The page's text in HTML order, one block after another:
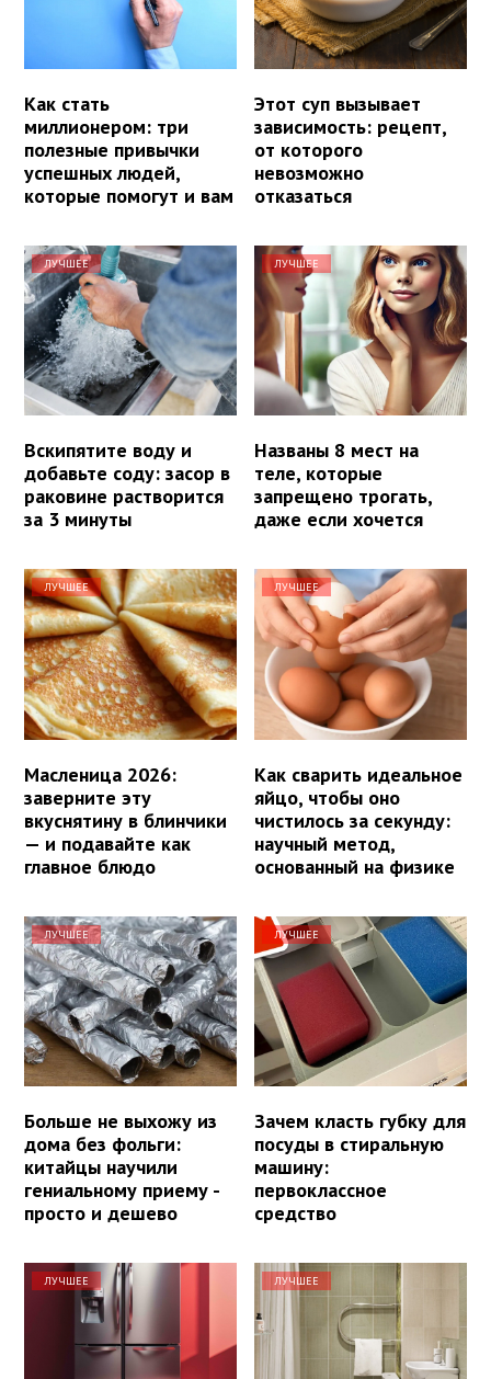
Как стать
миллионером: три
полезные привычки
успешных людей,
которые помогут и вам
Этот суп вызывает
зависимость: рецепт,
от которого
невозможно
отказаться
ЛУЧШЕЕ
Вскипятите воду и
добавьте соду: засор в
раковине растворится
за 3 минуты
ЛУЧШЕЕ
Названы 8 мест на
теле, которые
запрещено трогать,
даже если хочется
ЛУЧШЕЕ
Масленица 2026:
заверните эту
вкуснятину в блинчики
— и подавайте как
главное блюдо
ЛУЧШЕЕ
Как сварить идеальное
яйцо, чтобы оно
чистилось за секунду:
научный метод,
основанный на физике
ЛУЧШЕЕ
Больше не выхожу из
дома без фольги:
китайцы научили
гениальному приему -
просто и дешево
ЛУЧШЕЕ
Зачем класть губку для
посуды в стиральную
машину:
первоклассное
средство
ЛУЧШЕЕ ЛУЧШЕЕ